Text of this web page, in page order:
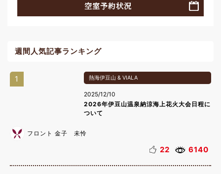
空室予約状況
週間人気記事ランキング
1 熱海伊豆山 & VIALA
2025/12/10
2026年伊豆山温泉納涼海上花火大会日程に
ついて
フロント 金子 未怜
22 6140